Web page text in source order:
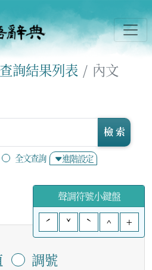
查詢結果列表 內文
全文查詢 進階設定
檢 索
聲調符號小鍵盤
ˊ
ˇ ˋ ^ +
調號